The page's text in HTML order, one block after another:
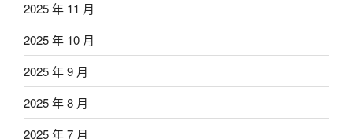
2025 年 11 月
2025 年 10 月
2025 年 9 月
2025 年 8 月
2025 年 7 月